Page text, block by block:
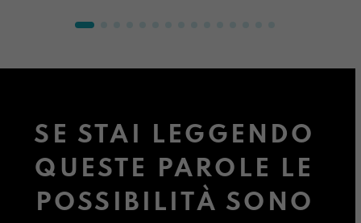
SE STAI LEGGENDO
QUESTE PAROLE LE
POSSIBILITÀ SONO